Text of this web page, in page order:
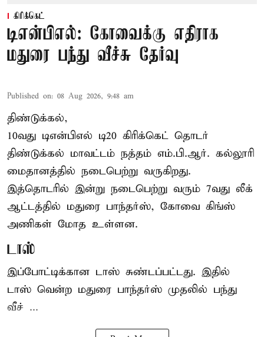
கிரிக்கெட்
டிஎன்பிஎல்: கோவைக்கு எதிராக
மதுரை பந்து வீச்சு தேர்வு
Published on: 08 Aug 2026, 9:48 am
திண்டுக்கல்,
10வது டிஎன்பிஎல் டி20 கிரிக்கெட் தொடர்
திண்டுக்கல் மாவட்டம் நத்தம் எம்.பி.ஆர். கல்லூரி
மைதானத்தில் நடைபெற்று வருகிறது.
இத்தொடரில் இன்று நடைபெற்று வரும் 7வது லீக்
ஆட்டத்தில் மதுரை பாந்தர்ஸ், கோவை கிங்ஸ்
அணிகள் மோத உள்ளன.
டாஸ்
இப்போட்டிக்கான டாஸ் சுண்டப்பட்டது. இதில்
டாஸ் வென்ற மதுரை பாந்தர்ஸ் முதலில் பந்து
வீச் ...